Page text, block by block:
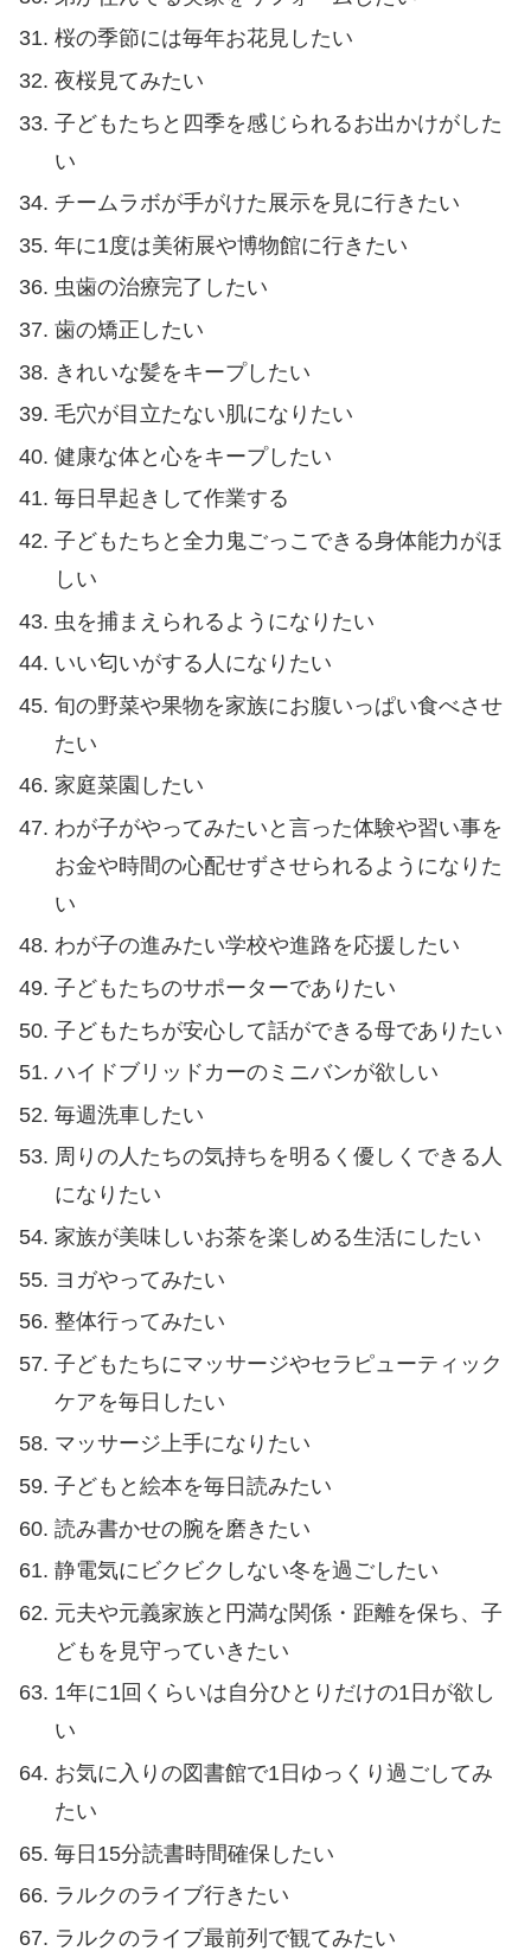
桜の季節には毎年お花見したい
夜桜見てみたい
子どもたちと四季を感じられるお出かけがした
い
チームラボが手がけた展示を見に行きたい
年に1度は美術展や博物館に行きたい
虫歯の治療完了したい
歯の矯正したい
きれいな髪をキープしたい
毛穴が目立たない肌になりたい
健康な体と心をキープしたい
毎日早起きして作業する
子どもたちと全力鬼ごっこできる身体能力がほ
しい
虫を捕まえられるようになりたい
いい匂いがする人になりたい
旬の野菜や果物を家族にお腹いっぱい食べさせ
たい
家庭菜園したい
わが子がやってみたいと言った体験や習い事を
お金や時間の心配せずさせられるようになりた
い
わが子の進みたい学校や進路を応援したい
子どもたちのサポーターでありたい
子どもたちが安心して話ができる母でありたい
ハイドブリッドカーのミニバンが欲しい
毎週洗車したい
周りの人たちの気持ちを明るく優しくできる人
になりたい
家族が美味しいお茶を楽しめる生活にしたい
ヨガやってみたい
整体行ってみたい
子どもたちにマッサージやセラピューティック
ケアを毎日したい
マッサージ上手になりたい
子どもと絵本を毎日読みたい
読み書かせの腕を磨きたい
静電気にビクビクしない冬を過ごしたい
元夫や元義家族と円満な関係・距離を保ち、子
どもを見守っていきたい
1年に1回くらいは自分ひとりだけの1日が欲し
い
お気に入りの図書館で1日ゆっくり過ごしてみ
たい
毎日15分読書時間確保したい
ラルクのライブ行きたい
ラルクのライブ最前列で観てみたい